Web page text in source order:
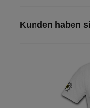
Produktgalerie
Kunden haben